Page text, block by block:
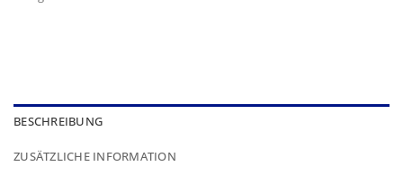
BESCHREIBUNG
ZUSÄTZLICHE INFORMATION